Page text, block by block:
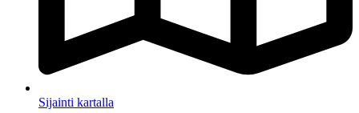
Sijainti kartalla